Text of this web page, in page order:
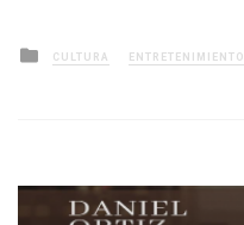
Posted
in
CULTURA ENTRETENIMIENTO